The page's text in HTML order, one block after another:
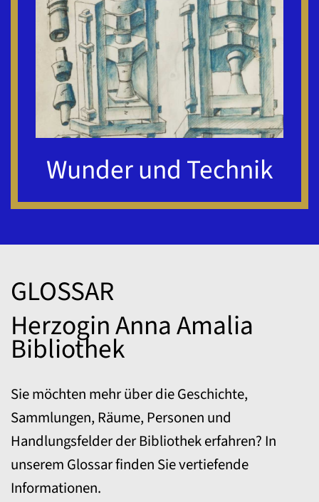
Wunder und Technik
GLOSSAR
Herzogin Anna Amalia
Bibliothek
Sie möchten mehr über die Geschichte,
Sammlungen, Räume, Personen und
Handlungsfelder der Bibliothek erfahren? In
unserem Glossar finden Sie vertiefende
Informationen.